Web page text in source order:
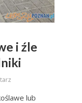
i źle
lub